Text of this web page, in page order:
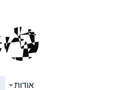
אודות